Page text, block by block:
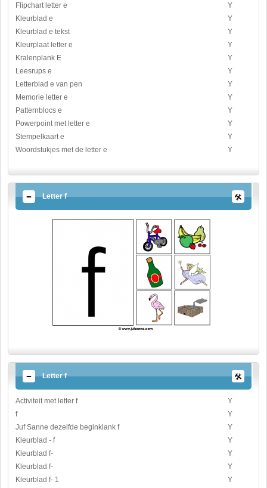
Flipchart letter e
Y
Kleurblad e
Y
Kleurblad e tekst
Y
Kleurplaat letter e
Y
Kralenplank E
Y
Leesrups e
Y
Letterblad e van pen
Y
Memorie letter e
Y
Patternblocs e
Y
Powerpoint met letter e
Y
Stempelkaart e
Y
Woordstukjes met de letter e
Y
Letter f
Letter f
Activiteit met letter f
Y
f
Y
Juf Sanne dezelfde beginklank f
Y
Kleurblad - f
Y
Kleurblad f-
Y
Kleurblad f-
Y
Kleurblad f- 1
Y